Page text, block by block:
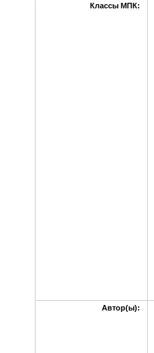
Классы МПК:
Автор(ы):